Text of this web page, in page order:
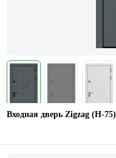
Входная дверь Zigzag (Н-75)